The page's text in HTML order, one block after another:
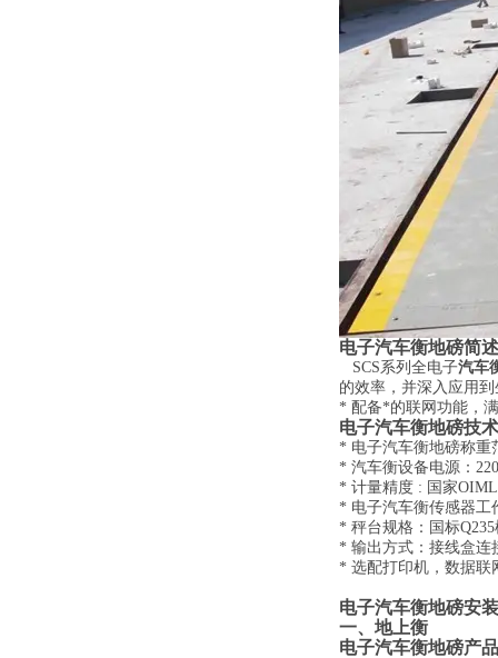
电子汽车衡地磅简
SCS系列全电子汽车
的效率，并深入应用
* 配备*的联网功能，
电子汽车衡地磅技
* 电子汽车衡地磅称重
* 汽车衡设备电源：
* 计量精度 : 国家
* 电子汽车衡传感器工
* 秤台规格：国标
* 输出方式：接线盒连
* 选配打印机，数据联
电子汽车衡地磅安
一、地上衡
电子汽车衡地磅产